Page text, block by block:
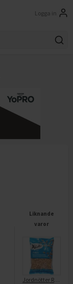
Logga in
Liknande
varor
Jordnötter Rostade Och Saltade